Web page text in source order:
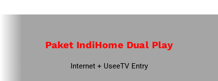
Paket IndiHome Dual Play
Internet + UseeTV Entry